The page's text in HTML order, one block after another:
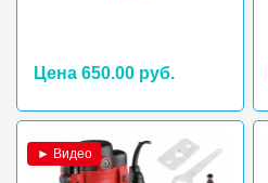
Цена 650.00 руб.
► Видео